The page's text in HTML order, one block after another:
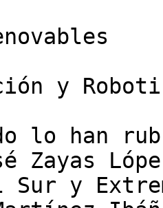
y
lo han
Zayas
y